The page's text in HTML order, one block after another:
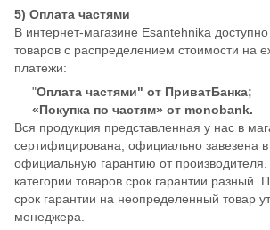
5) Оплата частями
В интернет-магазине Esantehnika
товаров с распределением стоимости на
платежи:
"Оплата частями" от ПриватБанка;
«Покупка по частям» от monobank.
Вся продукция представленная у нас в
сертифицирована, официально завезена
официальную гарантию от
категории товаров срок гарантии разный.
срок гарантии на неопределенный товар
менеджера.